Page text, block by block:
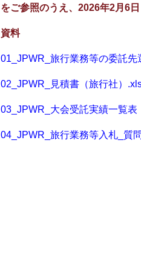
をご参照のうえ、2026年2月6
資料
01_JPWR_旅行業務等の委託
02_JPWR_見積書（旅行社）
03_JPWR_大会受託実績一覧表
04_JPWR_旅行業務等入札_質